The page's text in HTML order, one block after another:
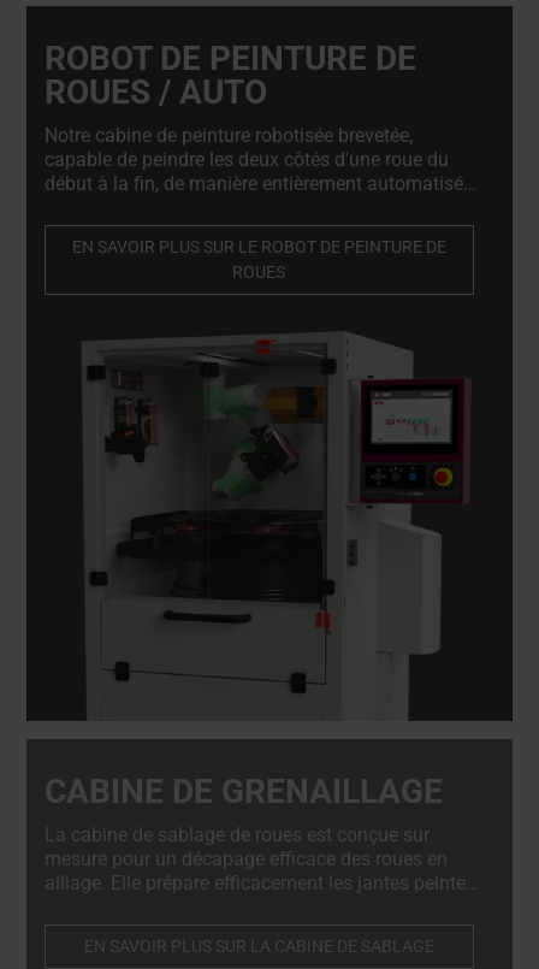
ROBOT DE PEINTURE DE
ROUES / AUTO
Notre cabine de peinture robotisée brevetée,
capable de peindre les deux côtés d'une roue du
début à la fin, de manière entièrement automatisée,
garantit une finition optimale tout en réduisant les
déchets et la consommation de peinture jusqu'à
EN SAVOIR PLUS SUR LE ROBOT DE PEINTURE DE
ROUES
CABINE DE GRENAILLAGE
La cabine de sablage de roues est conçue sur
mesure pour un décapage efficace des roues en
alliage. Elle prépare efficacement les jantes peintes
en garantissant des résultats impeccables à
chaque fois.
EN SAVOIR PLUS SUR LA CABINE DE SABLAGE